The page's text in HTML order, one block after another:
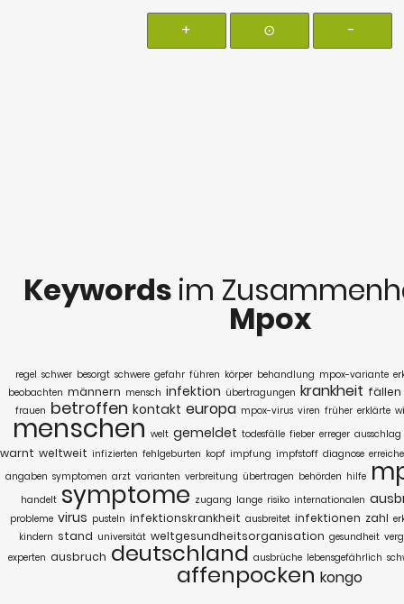
+ ⊙ -
Keywords im
Mpox
regel schwer besorgt schwere gefahr führen körper behandlung mpox-variante
beobachten männern mensch infektion übertragungen krankheit fällen
frauen betroffen kontakt europa mpox-virus viren früher erklärte
menschen welt gemeldet todesfälle fieber erreger ausschlag
warnt weltweit infizierten fehlgeburten kopf impfung impfstoff diagnose
angaben symptomen arzt varianten verbreitung übertragen behörden hilfe
handelt symptome zugang lange risiko internationalen
probleme virus pusteln infektionskrankheit ausbreitet infektionen zahl
kindern stand universität weltgesundheitsorganisation gesundheit
experten ausbruch deutschland ausbrüche lebensgefährlich
affenpocken kongo